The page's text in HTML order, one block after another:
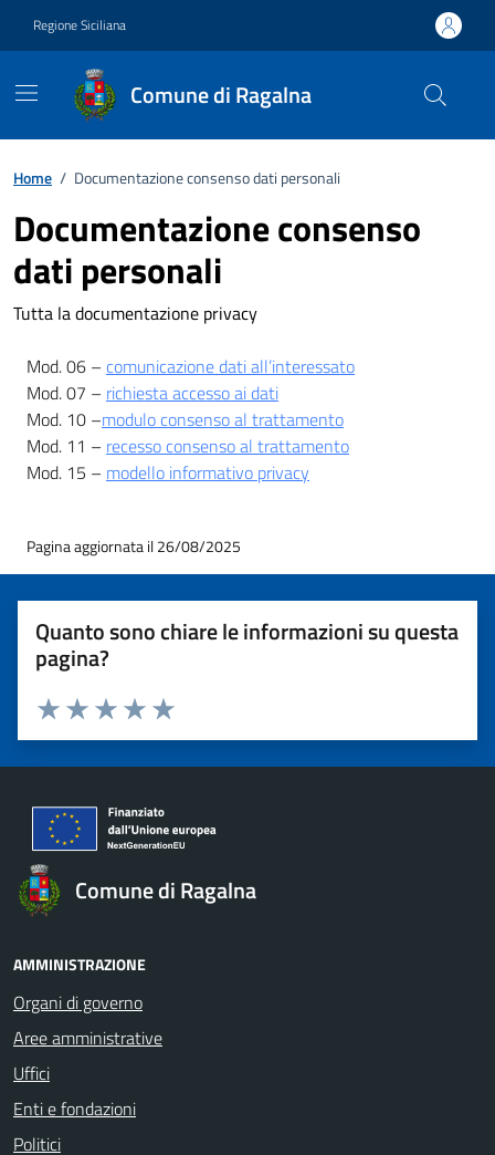
Regione Siciliana
Comune di Ragalna
Home / Documentazione consenso dati personali
Documentazione consenso
dati personali
Tutta la documentazione privacy
Mod. 06 – comunicazione dati all’interessato
Mod. 07 – richiesta accesso ai dati
Mod. 10 –modulo consenso al trattamento
Mod. 11 – recesso consenso al trattamento
Mod. 15 – modello informativo privacy
Pagina aggiornata il 26/08/2025
Quanto sono chiare le informazioni su questa
pagina?
Valuta 5 stelle su 5
Valuta 4 stelle su 5
Valuta 3 stelle su 5
Valuta 2 stelle su 5
Valuta 1 stelle su 5
Comune di Ragalna
AMMINISTRAZIONE
Organi di governo
Aree amministrative
Uffici
Enti e fondazioni
Politici